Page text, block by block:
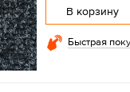
В корзину
Быстрая